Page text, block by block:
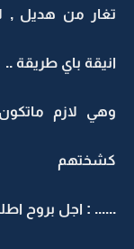
تغار من هديل ,
انيقة باي طريقة ..
وهي لازم
كشختهم
...... : اجل بروح